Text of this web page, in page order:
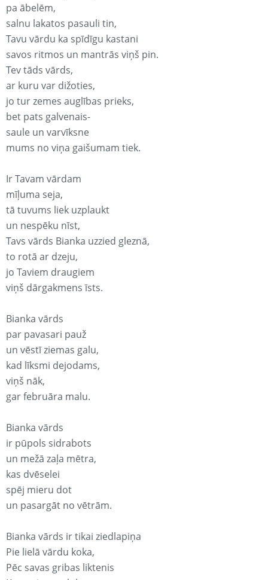
pa ābelēm,
salnu lakatos pasauli tin,
Tavu vārdu ka spīdīgu kastani
savos ritmos un mantrās viņš pin.
Tev tāds vārds,
ar kuru var dižoties,
jo tur zemes auglības prieks,
bet pats galvenais-
saule un varvīksne
mums no viņa gaišumam tiek.
Ir Tavam vārdam
mīļuma seja,
tā tuvums liek uzplaukt
un nespēku nīst,
Tavs vārds Bianka uzzied gleznā,
to rotā ar dzeju,
jo Taviem draugiem
viņš dārgakmens īsts.
Bianka vārds
par pavasari pauž
un vēstī ziemas galu,
kad līksmi dejodams,
viņš nāk,
gar februāra malu.
Bianka vārds
ir pūpols sidrabots
un mežā zaļa mētra,
kas dvēselei
spēj mieru dot
un pasargāt no vētrām.
Bianka vārds ir tikai ziedlapiņa
Pie lielā vārdu koka,
Pēc savas gribas liktenis